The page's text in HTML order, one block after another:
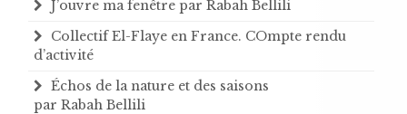
J’ouvre ma fenêtre par Rabah Bellili
Collectif El-Flaye en France. COmpte rendu
d’activité
Échos de la nature et des saisons
par Rabah Bellili